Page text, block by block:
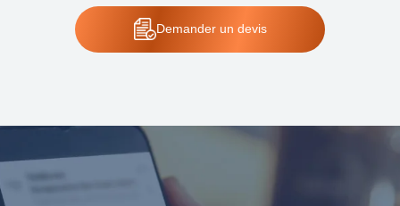
Demanderun devis